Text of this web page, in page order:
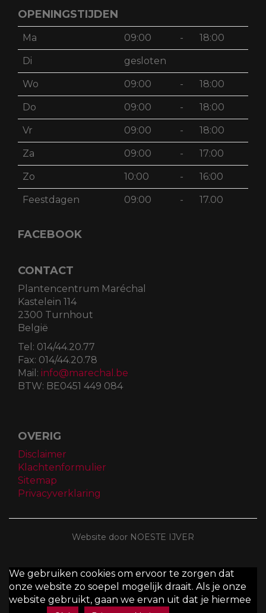
OPENINGSTIJDEN
Ma 09:00 - 18:00
Di gesloten
Wo 09:00 - 18:00
Do 09:00 - 18:00
Vr 09:00 - 18:00
Za 09:00 - 17:00
Zo 10:00 - 16:00
Feestdagen 09:00 - 17.00
FACEBOOK
CONTACT
Plantencentrum Maréchal
Kastelein 114
2300 Turnhout
België
Tel: 014/44.20.77
Fax: 014/44.20.78
Mail: info@marechal.be
BTW: BE0451 449 084
OVERIG
Disclaimer
Klachtenformulier
Sitemap
Privacyverklaring
Website door NOESTE IJVER
We gebruiken cookies om ervoor te zorgen dat
onze website zo soepel mogelijk draait. Als je onze
website gebruikt, gaan we ervan uit dat je hiermee